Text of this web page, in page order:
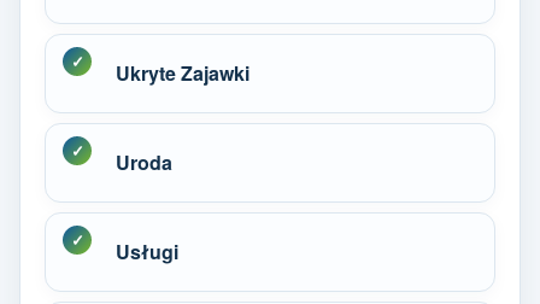
Ukryte Zajawki
Uroda
Usługi